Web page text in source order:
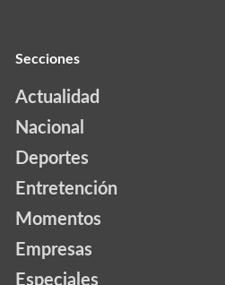
Secciones
Actualidad
Nacional
Deportes
Entretención
Momentos
Empresas
Especiales